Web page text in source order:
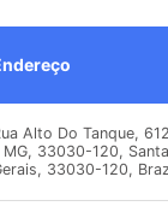
Alto Do Tanque,
MG, 33030-120,
33030-120,